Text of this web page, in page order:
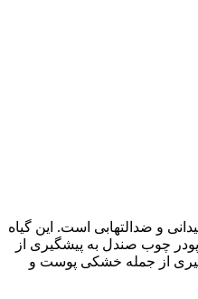
و ضدالتهابی است. این گیاه
چوب صندل به پیشگیری از
از جمله خشکی پوست و